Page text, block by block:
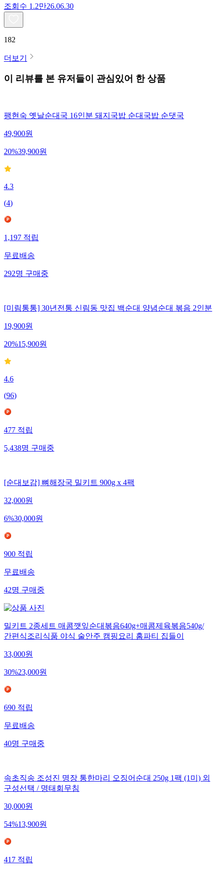
조회수 1.2만26.06.30
182
더보기
이 리뷰를 본 유저들이 관심있어 한 상품
팽현숙 옛날순대국 16인분 돼지국밥 순대국밥 순댓국
49,900원
20%39,900원
4.3
(4)
1,197 적립
무료배송
292명 구매중
[미림통통] 30년전통 신림동 맛집 백순대 양념순대 볶음 2인분
19,900원
20%15,900원
4.6
(96)
477 적립
5,438명 구매중
[순대보감] 뼈해장국 밀키트 900g x 4팩
32,000원
6%30,000원
900 적립
무료배송
42명 구매중
밀키트 2종세트 매콤깻잎순대볶음640g+매콤제육볶음540g/
간편식조리식품 야식 술안주 캠핑요리 홈파티 집들이
33,000원
30%23,000원
690 적립
무료배송
40명 구매중
속초직송 조성진 명장 통한마리 오징어순대 250g 1팩 (1미) 외
구성선택 / 명태회무침
30,000원
54%13,900원
417 적립